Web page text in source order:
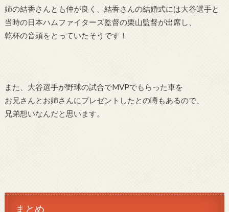
姉の結香さんとも仲が良く、結香さんの結婚式には大谷選手と
当時の日本ハムファイターズ監督の栗山監督が出席し、
乾杯の音頭をとっていたそうです！
また、大谷選手が野球の試合でMVPでもらった車を
お兄さんとお姉さんにプレゼントしたとの噂もあるので、
兄弟想いなんだと思います。
まとめ